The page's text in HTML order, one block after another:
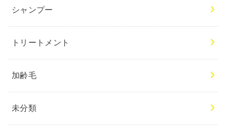
シャンプー
トリートメント
加齢毛
未分類